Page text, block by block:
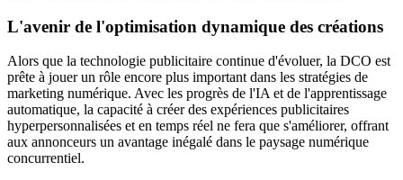
L'avenir de l'optimisation dynamique des créations
Alors que la technologie publicitaire continue d'évoluer, la DCO est
prête à jouer un rôle encore plus important dans les stratégies de
marketing numérique. Avec les progrès de l'IA et de l'apprentissage
automatique, la capacité à créer des expériences publicitaires
hyperpersonnalisées et en temps réel ne fera que s'améliorer, offrant
aux annonceurs un avantage inégalé dans le paysage numérique
concurrentiel.